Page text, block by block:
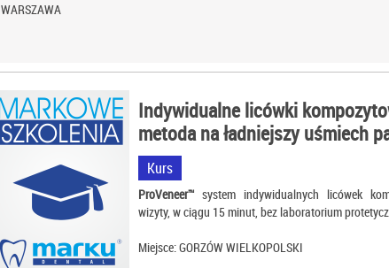
WARSZAWA
Indywidualne licówki
metoda na ładniejszy uśmiech
Kurs
ProVeneer™ system indywidualnych licówek
wizyty, w ciągu 15 minut, bez laboratorium
Miejsce: GORZÓW WIELKOPOLSKI